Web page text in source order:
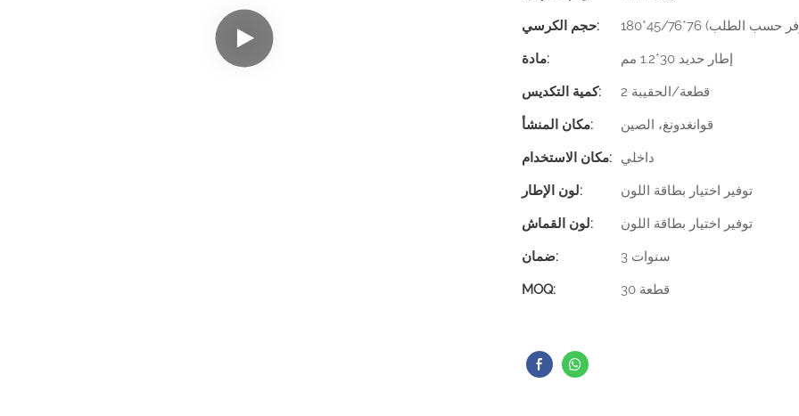
حجم الكرسي: سم (متوفر حسب الطلب)
مادة: إطار حديد 30*1.2 مم
كمية التكديس: 2 قطعة/الحقيبة
مكان المنشأ: قوانغدونغ، الصين
مكان الاستخدام: داخلي
لون الإطار: توفير اختيار بطاقة اللون
لون القماش: توفير اختيار بطاقة اللون
ضمان: 3 سنوات
MOQ: 30 قطعة